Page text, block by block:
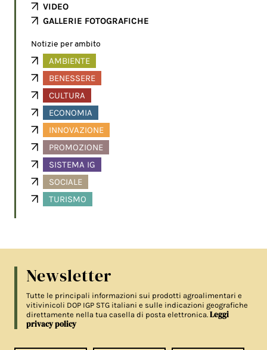
VIDEO
GALLERIE FOTOGRAFICHE
Notizie per ambito
AMBIENTE
BENESSERE
CULTURA
ECONOMIA
INNOVAZIONE
PROMOZIONE
SISTEMA IG
SOCIALE
TURISMO
Newsletter
Tutte le principali informazioni sui prodotti agroalimentari e
vitivinicoli DOP IGP STG italiani e sulle indicazioni geografiche
direttamente nella tua casella di posta elettronica.Leggi
privacy policy